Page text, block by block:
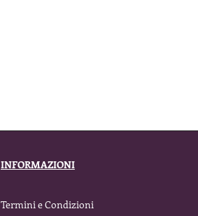
INFORMAZIONI
Termini e Condizioni